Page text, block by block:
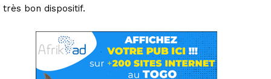
très bon dispositif.